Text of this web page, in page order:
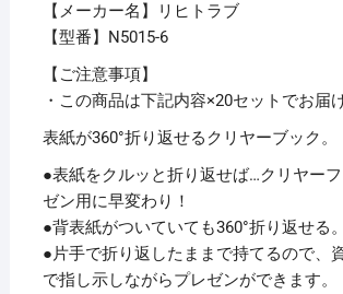
交
換
タ
イ
プ）
A4
タ
テ
30
穴
15
【メーカー名】リヒトラブ
【型番】N5015-6
【ご注意事項】
・この商品は下記内容×20セットでお届
表紙が360°折り返せるクリヤーブック。
●表紙をクルッと折り返せば…クリヤー
ゼン用に早変わり！
●背表紙がついていても360°折り返せる。
●片手で折り返したままで持てるので、
で指し示しながらプレゼンができます。